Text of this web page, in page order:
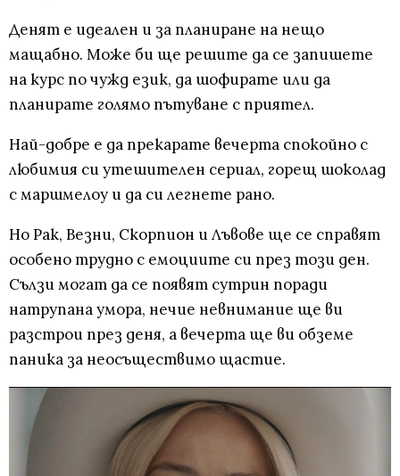
Денят е идеален и за планиране на нещо
мащабно. Може би ще решите да се запишете
на курс по чужд език, да шофирате или да
планирате голямо пътуване с приятел.
Най-добре е да прекарате вечерта спокойно с
любимия си утешителен сериал, горещ шоколад
с маршмелоу и да си легнете рано.
Но Рак, Везни, Скорпион и Лъвове ще се справят
особено трудно с емоциите си през този ден.
Сълзи могат да се появят сутрин поради
натрупана умора, нечие невнимание ще ви
разстрои през деня, а вечерта ще ви обземе
паника за неосъществимо щастие.